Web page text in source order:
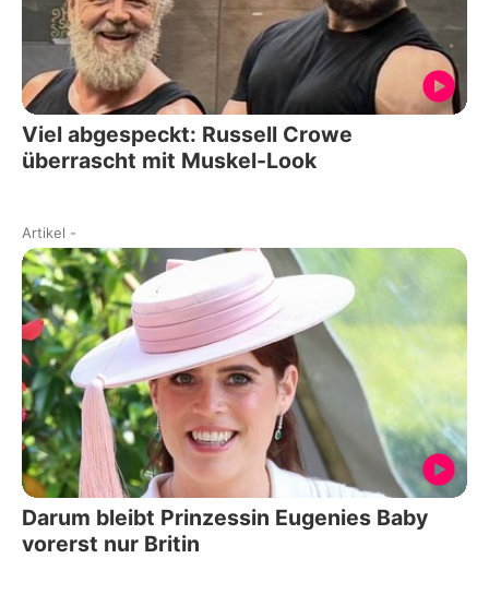
Viel abgespeckt: Russell Crowe
überrascht mit Muskel-Look
Artikel -
Darum bleibt Prinzessin Eugenies Baby
vorerst nur Britin